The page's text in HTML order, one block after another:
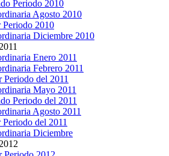
Periodo 2010
Agosto 2010
Periodo 2010
Diciembre 2010
Enero 2011
Febrero 2011
Periodo del 2011
Mayo 2011
Periodo del 2011
Agosto 2011
Periodo del 2011
Diciembre